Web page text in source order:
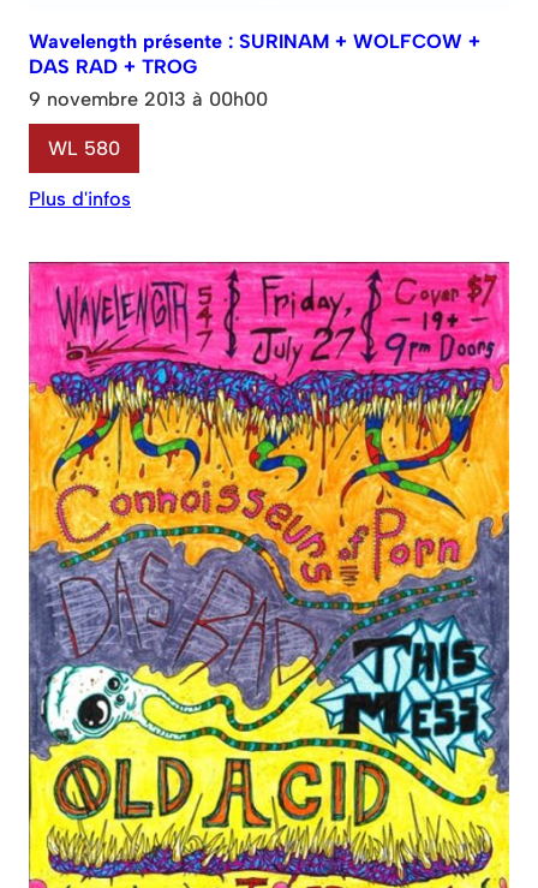
Wavelength présente : SURINAM + WOLFCOW +
DAS RAD + TROG
9 novembre 2013 à 00h00
WL 580
Plus d'infos